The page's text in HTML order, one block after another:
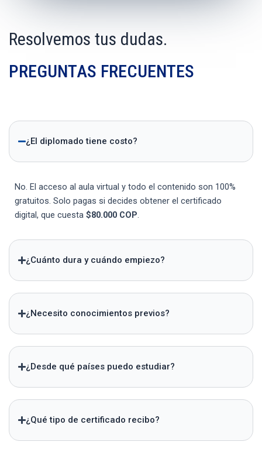
Resolvemos tus dudas.
PREGUNTAS FRECUENTES
¿El diplomado tiene costo?
No. El acceso al aula virtual y todo el contenido son 100%
gratuitos. Solo pagas si decides obtener el certificado
digital, que cuesta $80.000 COP
¿Cuánto dura y cuándo empiezo?
¿Necesito conocimientos previos?
¿Desde qué países puedo estudiar?
¿Qué tipo de certificado recibo?